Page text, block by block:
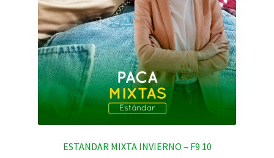
ESTANDAR MIXTA INVIERNO – F9 10